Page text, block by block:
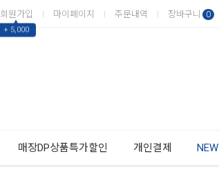
회원가입
▲
+ 5,000
마이페이지 주문내역 장바구니 0
매장DP상품특가할인 개인결제 NEW